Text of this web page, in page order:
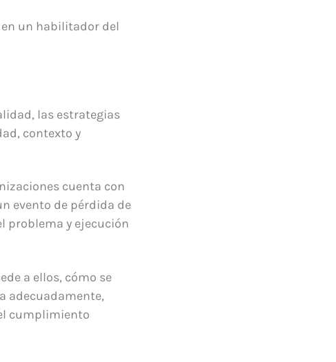
en un habilitador del
las estrategias
contexto y
cuenta con
evento de pérdida de
problema y ejecución
a ellos, cómo se
adecuadamente,
cumplimiento